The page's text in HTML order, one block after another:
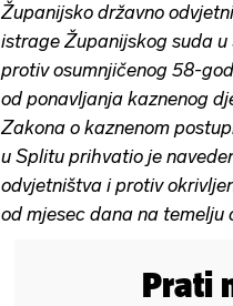
Županijsko državno
istrage Županijskog suda
protiv osumnjičenog 58-
od ponavljanja kaznenog
Zakona o kaznenom
u Splitu prihvatio je
odvjetništva i protiv
od mjesec dana na
Prati